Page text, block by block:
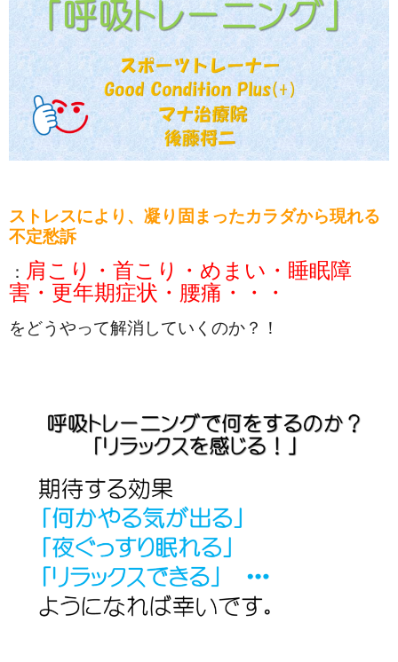
ストレスにより、凝り固まったカラダから現れる
不定愁訴
： 肩こり・首こり・めまい・睡眠障
害・更年期症状・腰痛・・・
をどうやって解消していくのか？！